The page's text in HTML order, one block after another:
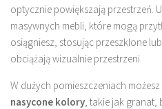
optycznie powiększają przestrzeń.
masywnych mebli, które mogą
osiągniesz, stosując przeszklone
obciążają wizualnie przestrzeni.
W dużych pomieszczeniach
nasycone kolory , takie jak